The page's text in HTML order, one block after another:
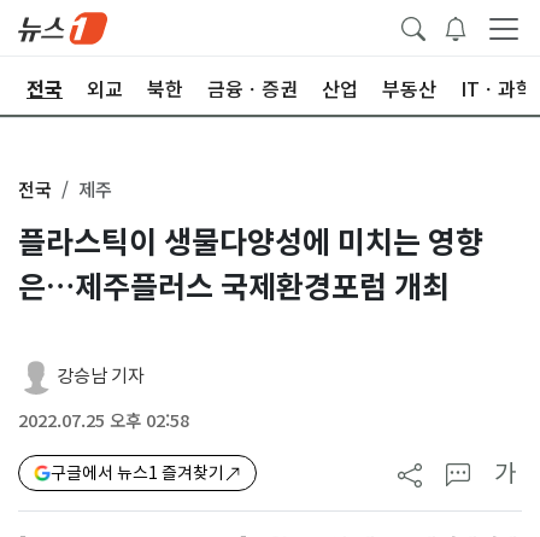
전국 외교 북한 금융ㆍ증권 산업 부동산 ITㆍ과학
전국 제주
플라스틱이 생물다양성에 미치는 영향
은…제주플러스 국제환경포럼 개최
강승남 기자
2022.07.25 오후 02:58
구글에서 뉴스1 즐겨찾기 가